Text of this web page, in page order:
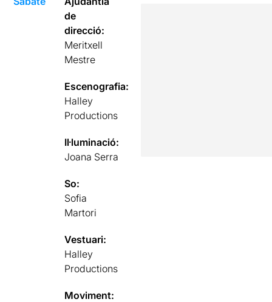
de
direcció:
Meritxell
Mestre
Escenografia:
Halley
Productions
Il·luminació:
Joana Serra
So:
Sofia
Martori
Vestuari:
Halley
Productions
Moviment: